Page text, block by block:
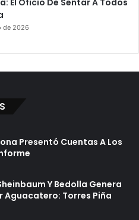
El Oficio De Sentar A Todos
de 2026
Presentó Cuentas A Los
Y Bedolla Genera
Aguacatero: Torres Piña